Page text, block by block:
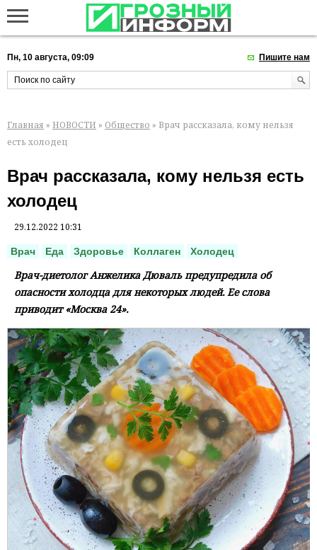
Пн, 10 августа, 09:09 Пишите нам
Главная » НОВОСТИ » Общество » Врач рассказала, кому нельзя
есть холодец
Врач рассказала, кому нельзя есть
холодец
29.12.2022 10:31
Врач Еда Здоровье Коллаген Холодец
Врач-диетолог Анжелика Дюваль предупредила об
опасности холодца для некоторых людей. Ее слова
приводит «Москва 24».